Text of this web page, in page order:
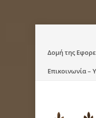
Skip
to
Δομή της
Επικοινωνία –